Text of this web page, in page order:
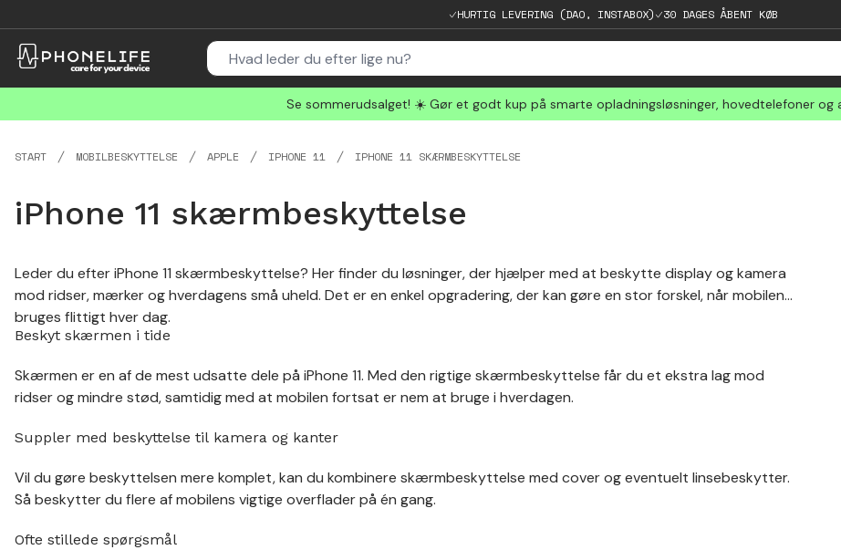
HURTIG LEVERING (DAO, INSTABOX) 30 DAGES ÅBENT KØB
Se sommerudsalget! ☀️ Gør et godt kup på smarte opladningsløsninger, hovedtelefoner
START MOBILBESKYTTELSE APPLE IPHONE 11 IPHONE 11 SKÆRMBESKYTTELSE
iPhone 11 skærmbeskyttelse
Leder du efter iPhone 11 skærmbeskyttelse? Her finder du løsninger, der hjælper med at beskytte display og kamera
mod ridser, mærker og hverdagens små uheld. Det er en enkel opgradering, der kan gøre en stor forskel, når mobilen
bruges flittigt hver dag.
Beskyt skærmen i tide
Skærmen er en af de mest udsatte dele på iPhone 11. Med den rigtige skærmbeskyttelse får du et ekstra lag mod
ridser og mindre stød, samtidig med at mobilen fortsat er nem at bruge i hverdagen.
Suppler med beskyttelse til kamera og kanter
Vil du gøre beskyttelsen mere komplet, kan du kombinere skærmbeskyttelse med cover og eventuelt linsebeskytter.
Så beskytter du flere af mobilens vigtige overflader på én gang.
Ofte stillede spørgsmål